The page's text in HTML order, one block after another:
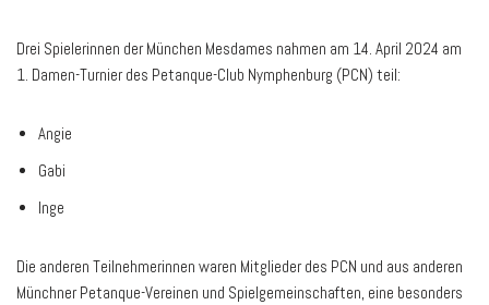
Drei Spielerinnen der München Mesdames nahmen am 14. April 2024 am
1. Damen-Turnier des Petanque-Club Nymphenburg (PCN) teil:
Angie
Gabi
Inge
Die anderen Teilnehmerinnen waren Mitglieder des PCN und aus anderen
Münchner Petanque-Vereinen und Spielgemeinschaften, eine besonders